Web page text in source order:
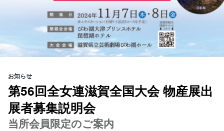
お知らせ
第56回全女連滋賀全国大会 物産展出
展者募集説明会
当所会員限定のご案内